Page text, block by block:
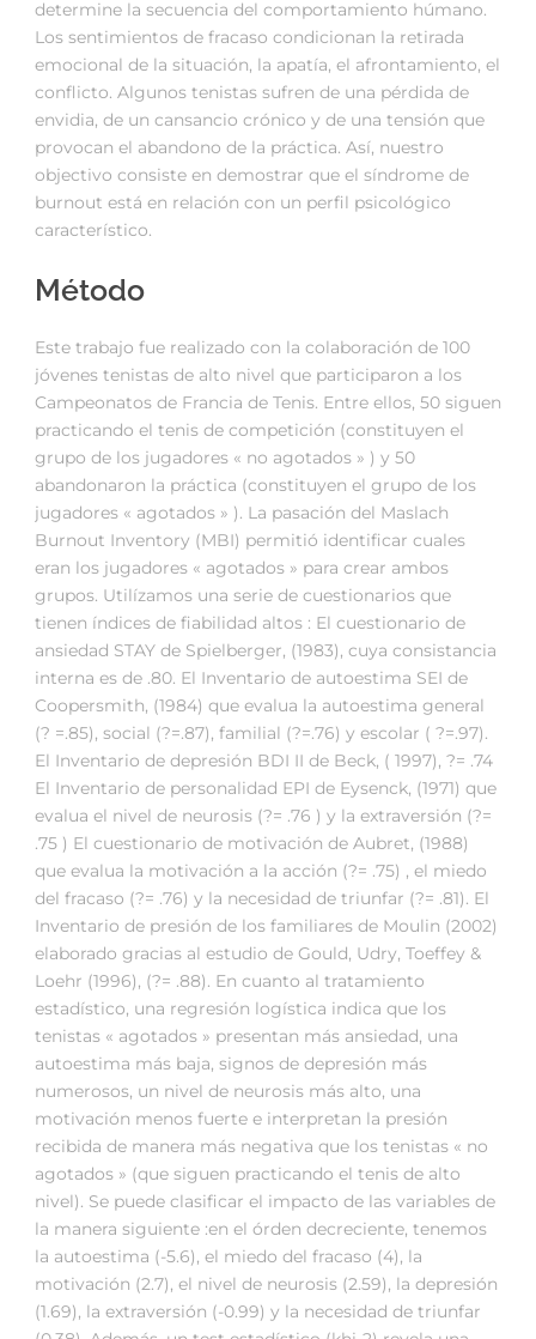
determine la secuencia del comportamiento húmano.
Los sentimientos de fracaso condicionan la retirada
emocional de la situación, la apatía, el afrontamiento, el
conflicto. Algunos tenistas sufren de una pérdida de
envidia, de un cansancio crónico y de una tensión que
provocan el abandono de la práctica. Así, nuestro
objectivo consiste en demostrar que el síndrome de
burnout está en relación con un perfil psicológico
característico.
Método
Este trabajo fue realizado con la colaboración de 100
jóvenes tenistas de alto nivel que participaron a los
Campeonatos de Francia de Tenis. Entre ellos, 50 siguen
practicando el tenis de competición (constituyen el
grupo de los jugadores « no agotados » ) y 50
abandonaron la práctica (constituyen el grupo de los
jugadores « agotados » ). La pasación del Maslach
Burnout Inventory (MBI) permitió identificar cuales
eran los jugadores « agotados » para crear ambos
grupos. Utilízamos una serie de cuestionarios que
tienen índices de fiabilidad altos : El cuestionario de
ansiedad STAY de Spielberger, (1983), cuya consistancia
interna es de .80. El Inventario de autoestima SEI de
Coopersmith, (1984) que evalua la autoestima general
(? =.85), social (?=.87), familial (?=.76) y escolar ( ?=.97).
El Inventario de depresión BDI II de Beck, ( 1997), ?= .74
El Inventario de personalidad EPI de Eysenck, (1971) que
evalua el nivel de neurosis (?= .76 ) y la extraversión (?=
.75 ) El cuestionario de motivación de Aubret, (1988)
que evalua la motivación a la acción (?= .75) , el miedo
del fracaso (?= .76) y la necesidad de triunfar (?= .81). El
Inventario de presión de los familiares de Moulin (2002)
elaborado gracias al estudio de Gould, Udry, Toeffey &
Loehr (1996), (?= .88). En cuanto al tratamiento
estadístico, una regresión logística indica que los
tenistas « agotados » presentan más ansiedad, una
autoestima más baja, signos de depresión más
numerosos, un nivel de neurosis más alto, una
motivación menos fuerte e interpretan la presión
recibida de manera más negativa que los tenistas « no
agotados » (que siguen practicando el tenis de alto
nivel). Se puede clasificar el impacto de las variables de
la manera siguiente :en el órden decreciente, tenemos
la autoestima (-5.6), el miedo del fracaso (4), la
motivación (2.7), el nivel de neurosis (2.59), la depresión
(1.69), la extraversión (-0.99) y la necesidad de triunfar